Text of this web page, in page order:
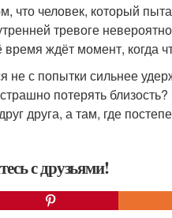
что человек, который
тревоге
ждёт момент, когда
не с попытки сильнее
потерять
друга, а там, где
с друзьями!